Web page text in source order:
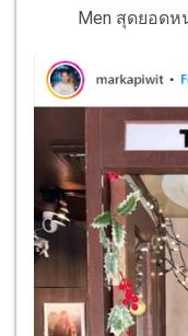
Men สุดยอด